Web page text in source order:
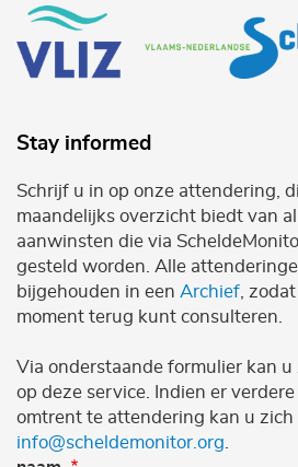
Stay informed
Schrijf u in op onze attendering,
maandelijks overzicht biedt van
aanwinsten die via
gesteld worden. Alle
bijgehouden in een Archief ,
moment terug kunt consulteren.
Via onderstaande formulier kan u
op deze service. Indien er
omtrent te attendering kan u
info@scheldemonitor.org